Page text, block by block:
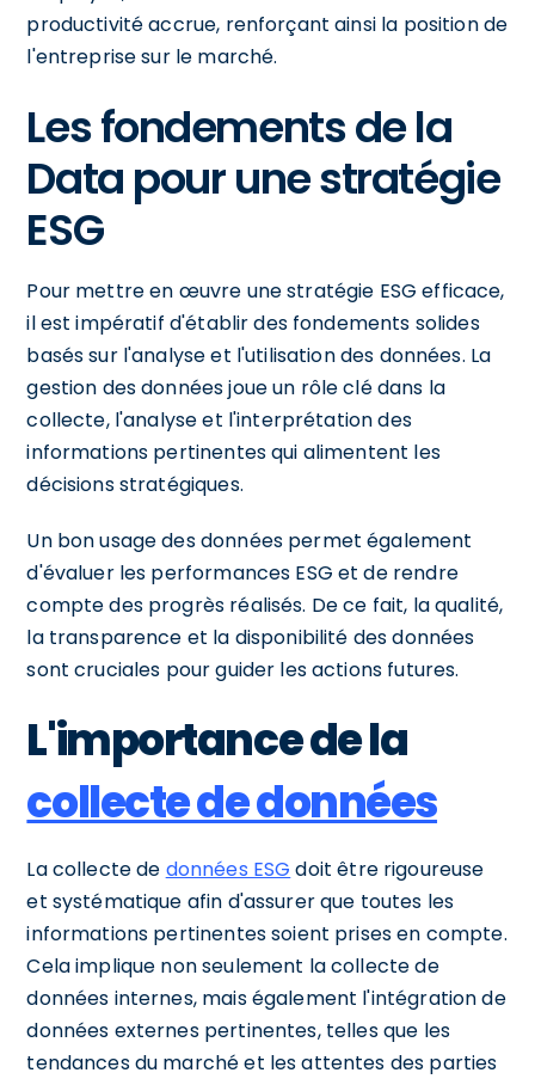
productivité accrue, renforçant ainsi la position de
l'entreprise sur le marché.
Les fondements de la
Data pour une stratégie
ESG
Pour mettre en œuvre une stratégie ESG efficace,
il est impératif d'établir des fondements solides
basés sur l'analyse et l'utilisation des données. La
gestion des données joue un rôle clé dans la
collecte, l'analyse et l'interprétation des
informations pertinentes qui alimentent les
décisions stratégiques.
Un bon usage des données permet également
d'évaluer les performances ESG et de rendre
compte des progrès réalisés. De ce fait, la qualité,
la transparence et la disponibilité des données
sont cruciales pour guider les actions futures.
L'importance de la
collecte de données
La collecte de données ESG doit être rigoureuse
et systématique afin d'assurer que toutes les
informations pertinentes soient prises en compte.
Cela implique non seulement la collecte de
données internes, mais également l'intégration de
données externes pertinentes, telles que les
tendances du marché et les attentes des parties